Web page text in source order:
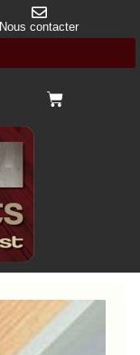
Nous contacter